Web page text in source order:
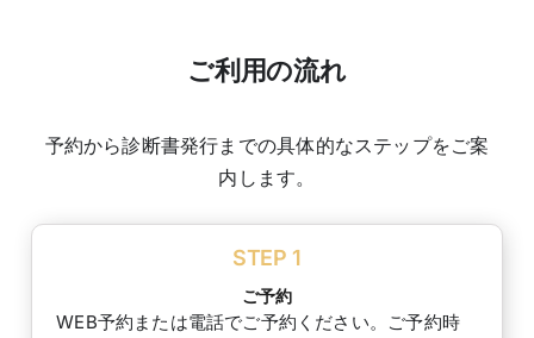
ご利用の流れ
予約から診断書発行までの具体的なステップをご案
内します。
STEP 1
ご予約
WEB予約または電話でご予約ください。ご予約時